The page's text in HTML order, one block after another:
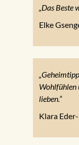
„Das Beste
Elke
Wohlfühlen
lieben.“
Klara